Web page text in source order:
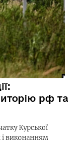
рф та
Курської
і виконанням